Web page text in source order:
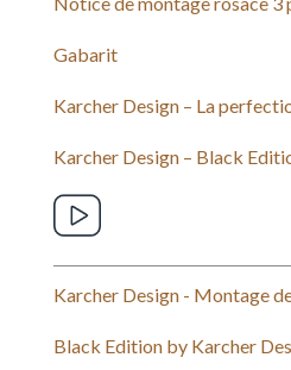
Gabarit
Karcher Design – La
Karcher Design – Black
Karcher Design - Montage
Black Edition by Karcher